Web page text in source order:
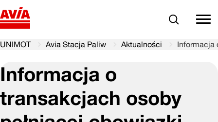
Szukaj
UNIMOT Avia Stacja Paliw Aktualności Informacja
Informacja o
transakcjach osoby